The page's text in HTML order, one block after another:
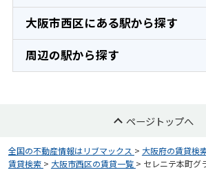
大阪市西区にある駅から探す
周辺の駅から探す
ページトップへ
全国の不動産情報はリブマックス > 大阪府の賃貸検
賃貸検索 > 大阪市西区の賃貸一覧 > セレニテ本町グ